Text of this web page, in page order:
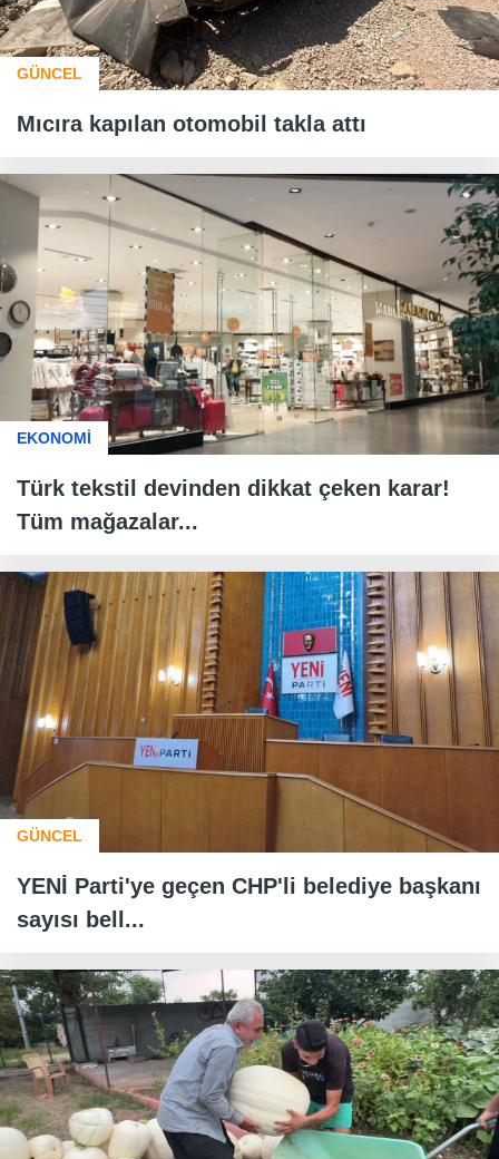
GÜNCEL
Mıcıra kapılan otomobil takla attı
EKONOMİ
Türk tekstil devinden dikkat çeken karar!
Tüm mağazalar...
GÜNCEL
YENİ Parti'ye geçen CHP'li belediye başkanı
sayısı bell...